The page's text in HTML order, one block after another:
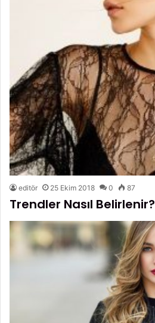
editör 25 Ekim 2018 0 87
Trendler Nasıl Belirlenir?